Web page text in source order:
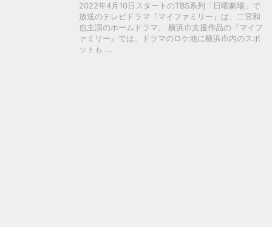
2022年4月10日スタートのTBS系列「日曜劇場」で
放送のテレビドラマ『マイファミリー』は、二宮和
也主演のホームドラマ。 横浜市支援作品の『マイフ
ァミリー』では、ドラマのロケ地に横浜市内のスポ
ットも ...